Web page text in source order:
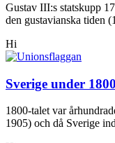
Gustav III:s statskupp
den gustavianska tiden
Hi
Sverige under
1800-talet var
1905) och då Sverige